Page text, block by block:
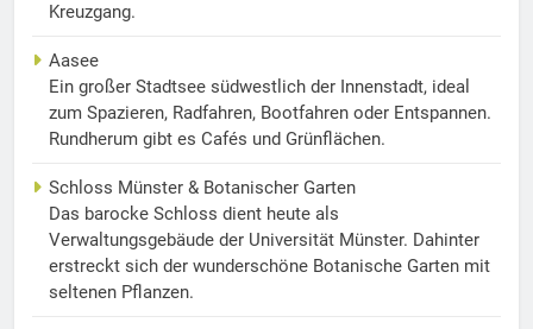
Kreuzgang.
Aasee
Ein großer Stadtsee südwestlich der Innenstadt, ideal
zum Spazieren, Radfahren, Bootfahren oder Entspannen.
Rundherum gibt es Cafés und Grünflächen.
Schloss Münster & Botanischer Garten
Das barocke Schloss dient heute als
Verwaltungsgebäude der Universität Münster. Dahinter
erstreckt sich der wunderschöne Botanische Garten mit
seltenen Pflanzen.